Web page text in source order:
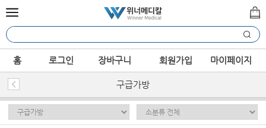
홈 로그인 장바구니 회원가입 마이페이지
구급가방